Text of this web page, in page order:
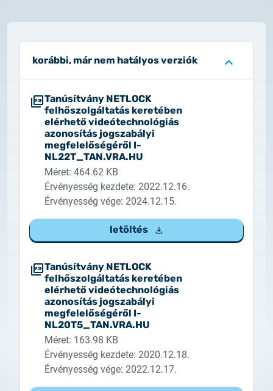
korábbi, már nem hatályos verziók
Tanúsítvány NETLOCK
felhőszolgáltatás keretében
elérhető videótechnológiás
azonosítás jogszabályi
megfelelőségéről I-
NL22T_TAN.VRA.HU
Méret: 464.62 KB
Érvényesség kezdete: 2022.12.16.
Érvényesség vége: 2024.12.15.
letöltés
Tanúsítvány NETLOCK
felhőszolgáltatás keretében
elérhető videótechnológiás
azonosítás jogszabályi
megfelelőségéről I-
NL20T5_TAN.VRA.HU
Méret: 163.98 KB
Érvényesség kezdete: 2020.12.18.
Érvényesség vége: 2022.12.17.